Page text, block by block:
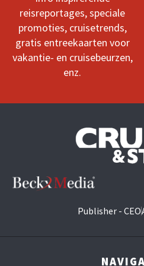
reisreportages, speciale
promoties, cruisetrends,
gratis entreekaarten voor
vakantie- en cruisebeurzen,
enz.
Publisher - CEO